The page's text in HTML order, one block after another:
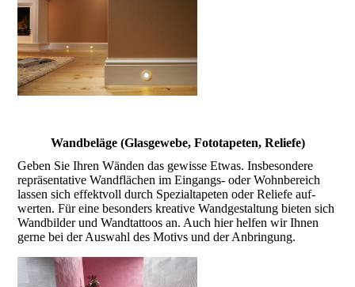
Wandbeläge (Glas­gewebe, Foto­tapeten, Reliefe)
Geben Sie Ihren Wän­den das gewisse Etwas. Ins­beson­dere
repräsen­tative Wand­flächen im Ein­gangs- oder Wohn­bereich
lassen sich effekt­voll durch Spezial­tape­ten oder Reliefe auf­
werten. Für eine beson­ders krea­tive Wand­gestal­tung bieten sich
Wand­bilder und Wand­tattoos an. Auch hier helfen wir Ihnen
gerne bei der Aus­wahl des Motivs und der Anbrin­gung.